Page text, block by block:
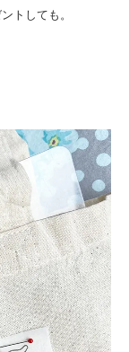
トしても。